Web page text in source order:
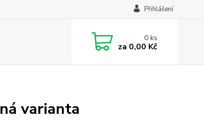
Přihlášení
0ks
za 0,00 Kč
varianta